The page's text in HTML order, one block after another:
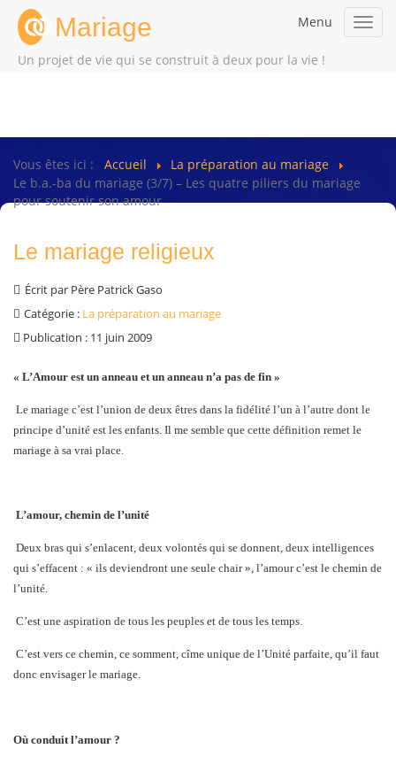
Mariage
Un projet de vie qui se construit à deux pour la vie !
Menu
Vous êtes ici : Accueil
La préparation au mariage
Le b.a.-ba du mariage (3/7) – Les quatre piliers du mariage
pour soutenir son amour
Le mariage religieux
Écrit par Père Patrick Gaso
Catégorie : La préparation au mariage
Publication : 11 juin 2009
« L’Amour est un anneau et un anneau n’a pas de fin »
Le mariage c’est l’union de deux êtres dans la fidélité l’un à l’autre dont le
principe d’unité est les enfants. Il me semble que cette définition remet le
mariage à sa vrai place.
L’amour, chemin de l’unité
Deux bras qui s’enlacent, deux volontés qui se donnent, deux intelligences
qui s’effacent : « ils deviendront une seule chair », l’amour c’est le chemin de
l’unité.
C’est une aspiration de tous les peuples et de tous les temps.
C’est vers ce chemin, ce somment, cîme unique de l’Unité parfaite, qu’il faut
donc envisager le mariage.
Où conduit l’amour ?